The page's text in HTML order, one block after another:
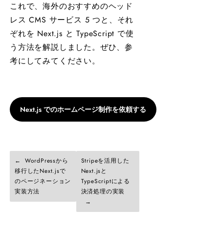
これで、海外のおすすめのヘッド
レス CMS サービス 5 つと、それ
ぞれを Next.js と TypeScript で使
う方法を解説しました。ぜひ、参
考にしてみてください。
Next.js でのホームページ制作を依頼する
WordPressから
移行したNext.jsで
のページネーション
実装方法
Stripeを活用した
Next.jsと
TypeScriptによる
決済処理の実装